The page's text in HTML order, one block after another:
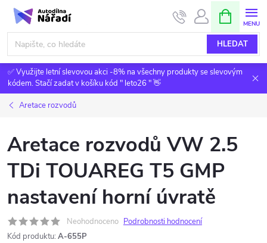
Přejít
obsah
HLEDAT
NÁKUPNÍ
KOŠÍK
✅ Využijte letní slevovou akci -8% na všechny produkty se slevovým
kódem. Stačí zadat v košíku kód " leto26 " 👋
Aretace rozvodů
Aretace rozvodů VW 2.5
TDi TOUAREG T5 GMP
nastavení horní úvratě
Neohodnoceno Podrobnosti hodnocení
Kód produktu: A-655P